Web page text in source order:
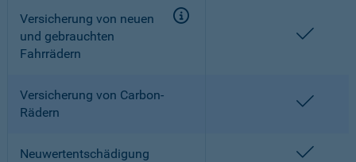
Versicherung von neuen
und gebrauchten
Fahrrädern
Versicherung von Carbon-
Rädern
Neuwertentschädigung